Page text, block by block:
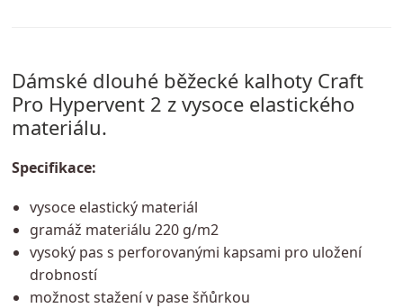
Dámské dlouhé běžecké kalhoty Craft
Pro Hypervent 2 z vysoce elastického
materiálu.
Specifikace:
vysoce elastický materiál
gramáž materiálu 220 g/m2
vysoký pas s perforovanými kapsami pro uložení
drobností
možnost stažení v pase šňůrkou